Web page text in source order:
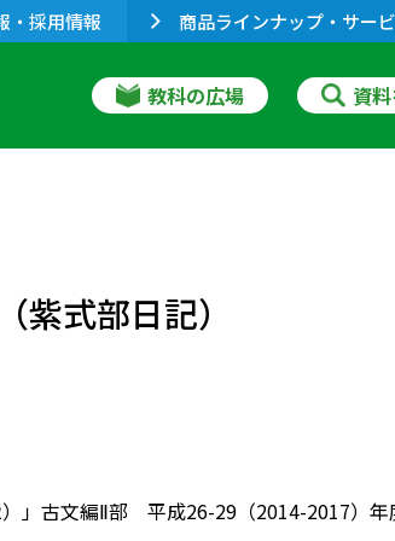
・採用情報 商品ラインナップ・サー
教科の広場 資
紫式部日記）
）」古文編Ⅱ部 平成26-29（2014-2017）